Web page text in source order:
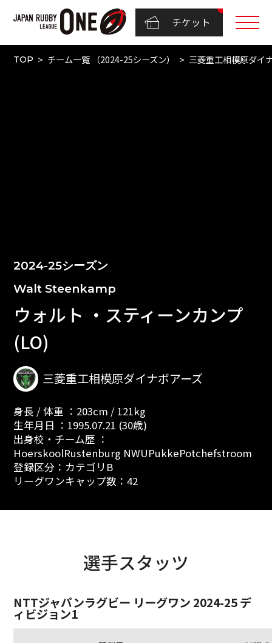
チケット
TOP チーム一覧 （2024-25シーズン） 三菱重工相模原ダイ
2024-25シーズン
Walt Steenkamp
ウォルト ・スティーンカンプ
(LO)
三菱重工相模原ダイナボアーズ
身長 / 体重 ：203cm / 121kg
生年月日 ：1995.07.21 (30歳)
出身校・チーム歴 ：
HoerskoolRustenburg NWUPukkePotchefstroom
登録区分：カテゴリB
リーグワンキャップ数：42
選手スタッツ
NTTジャパンラグビー リーグワン 2024-25 デ
ィビジョン1